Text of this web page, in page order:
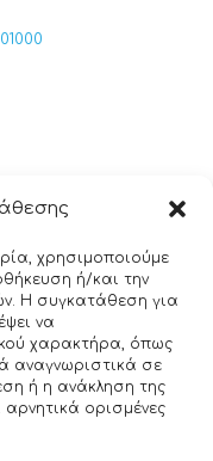
χρησιμοποιούμε
ή/και την
Η συγκατάθεση για
να
χαρακτήρα, όπως
αναγνωριστικά σε
ή η ανάκληση της
ορισμένες